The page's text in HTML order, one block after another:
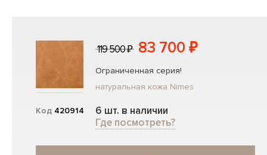
Код 420914
119 500 ₽ 83 700 ₽
Ограниченная серия!
натуральная кожа Nimes
6 шт. в наличии
Где посмотреть?